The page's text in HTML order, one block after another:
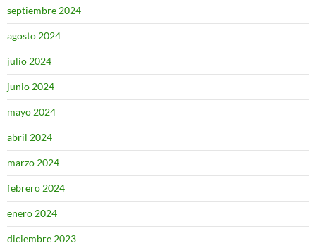
septiembre 2024
agosto 2024
julio 2024
junio 2024
mayo 2024
abril 2024
marzo 2024
febrero 2024
enero 2024
diciembre 2023